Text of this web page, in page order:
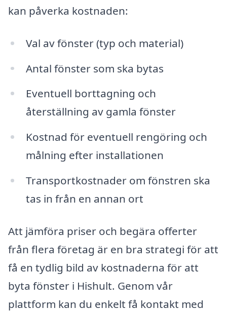
kan påverka kostnaden:
Val av fönster (typ och material)
Antal fönster som ska bytas
Eventuell borttagning och
återställning av gamla fönster
Kostnad för eventuell rengöring och
målning efter installationen
Transportkostnader om fönstren ska
tas in från en annan ort
Att jämföra priser och begära offerter
från flera företag är en bra strategi för att
få en tydlig bild av kostnaderna för att
byta fönster i Hishult. Genom vår
plattform kan du enkelt få kontakt med